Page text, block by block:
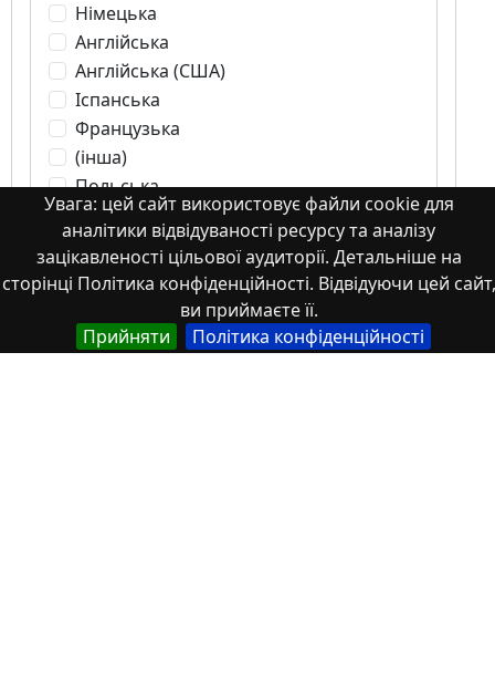
Увага: цей сайт використовує файли cookie для
аналітики відвідуваності ресурсу та аналізу
зацікавленості цільової аудиторії. Детальніше на
сторінці Політика конфіденційності. Відвідуючи цей сайт,
ви приймаєте її.
Прийняти
Політика конфіденційності
Німецька
Англійська
Англійська (США)
Іспанська
Французька
(інша)
Польська
Українська
Тип
Abstracts of theses and dissertations